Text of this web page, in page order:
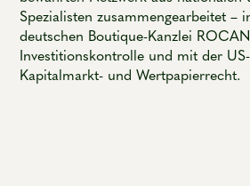
Spezialisten zusammengearbeitet –
deutschen Boutique-Kanzlei
Investitionskontrolle und mit der
Kapitalmarkt- und Wertpapierrecht.